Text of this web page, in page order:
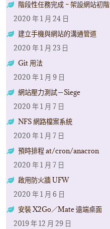
階段性任務完成 – 架設網站初階
2020 年 1 月 24 日
建立手機與網站的溝通管道
2020 年 1 月 23 日
Git 用法
2020 年 1 月 9 日
網站壓力測試－Siege
2020 年 1 月 7 日
NFS 網路檔案系統
2020 年 1 月 7 日
預時排程 at/cron/anacron
2020 年 1 月 7 日
啟用防火牆 UFW
2020 年 1 月 6 日
安裝 X2Go／Mate 遠端桌面
2019 年 12 月 29 日